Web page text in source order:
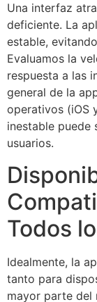
Una interfaz
deficiente. La
estable,
Evaluamos la
respuesta a las
general de la
operativos (iOS
inestable puede
usuarios.
Todos
Idealmente, la
tanto para
mayor parte del